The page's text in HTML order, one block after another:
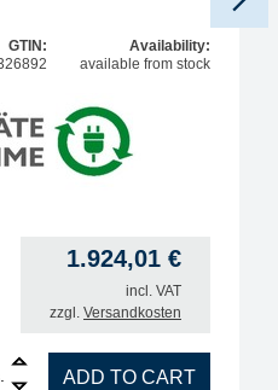
GTIN:
Availability:
available from stock
1.924,01 €
incl. VAT
zzgl. Versandkosten
unit EASY ARM 2, set with 2x
ADD TO CART